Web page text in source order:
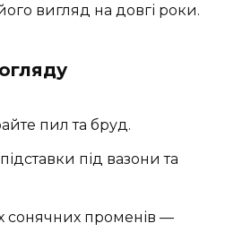
вигляд на довгі роки.
пил та бруд.
під вазони та
сонячних променів —